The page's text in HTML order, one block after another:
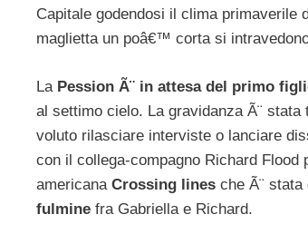
Capitale godendosi il clima primaverile
maglietta un poâ€™ corta si
La Pession Ã¨ in attesa del primo
al settimo cielo. La gravidanza Ã¨
voluto rilasciare interviste o lanciare
con il collega-compagno Richard
americana Crossing lines che Ã¨
fulmine fra Gabriella e Richard.